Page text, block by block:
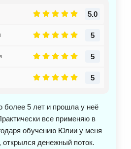
Я не хотела чтобы курс
5.0
5
5
5
5 лет и прошла у неё
все применяю в
обучению Юлии у меня
открылся денежный поток.